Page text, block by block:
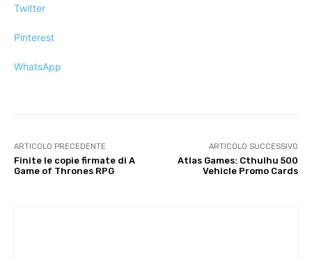
Twitter
Pinterest
WhatsApp
ARTICOLO PRECEDENTE
Finite le copie firmate di A
Game of Thrones RPG
ARTICOLO SUCCESSIVO
Atlas Games: Cthulhu 500
Vehicle Promo Cards